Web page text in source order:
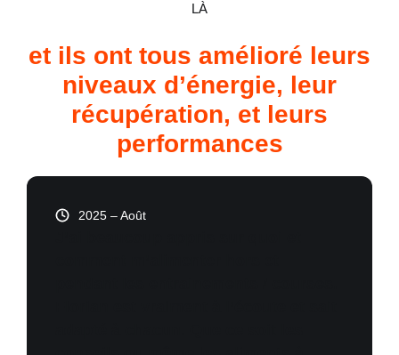
LÀ
et ils ont tous amélioré leurs
niveaux d’énergie, leur
récupération, et leurs
performances
2025 – Août